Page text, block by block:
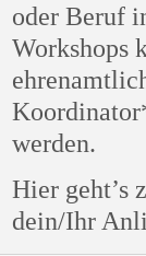
oder Beruf
Workshops
werden.
Hier geht’s
dein/Ihr